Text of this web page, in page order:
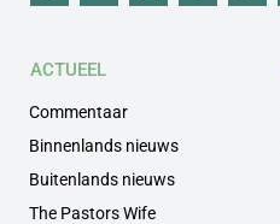
ACTUEEL
Commentaar
Binnenlands nieuws
Buitenlands nieuws
The Pastors Wife